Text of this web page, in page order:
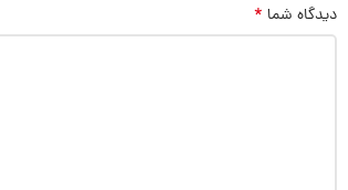
دیدگاه شما *